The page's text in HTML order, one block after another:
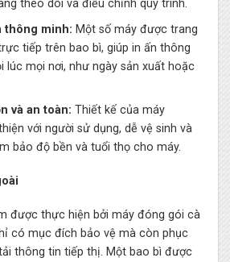
theo dõi và điều chỉnh quy trình.
thông minh: Một số máy được trang
tiếp trên bao bì, giúp in ấn thông
lúc mọi nơi, như ngày sản xuất hoặc
và an toàn: Thiết kế của máy
với người sử dụng, dễ vệ sinh và
bảo độ bền và tuổi thọ cho máy.
được thực hiện bởi máy đóng gói cà
có mục đích bảo vệ mà còn phục
thông tin tiếp thị. Một bao bì được